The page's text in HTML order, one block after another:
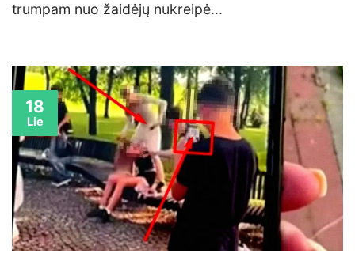
trumpam nuo žaidėjų nukreipė...
18
Lie